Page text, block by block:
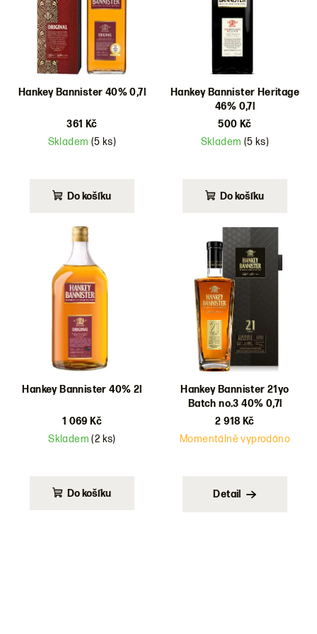
Hankey Bannister 40% 0,7l
361 Kč
Skladem (5 ks)
Do košíku
Hankey Bannister Heritage
46% 0,7l
500 Kč
Skladem (5 ks)
Do košíku
Hankey Bannister 40% 2l
1 069 Kč
Skladem(2 ks)
Do košíku
Hankey Bannister 21yo
Batch no.3 40% 0,7l
2 918 Kč
Momentálně vyprodáno
Detail